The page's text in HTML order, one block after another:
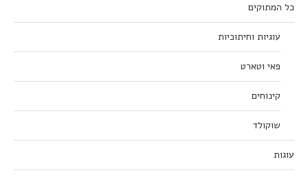
כל המתוקים
עוגיות וחיתוכיות
פאי וטארט
קינוחים
שוקולד
עוגות